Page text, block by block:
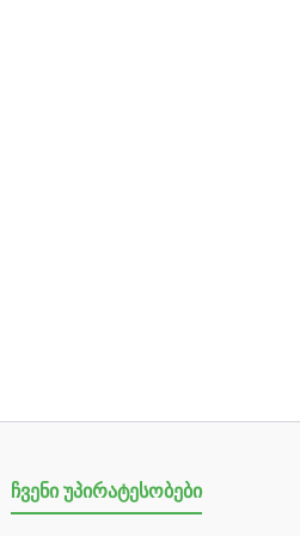
ჩვენი უპირატესობები